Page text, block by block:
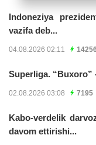
Indoneziya
vazifa deb...
04.08.2026 02:11 14256
Superliga. “Buxoro”
02.08.2026 03:08 7195
Kabo-verdelik
davom ettirishi...